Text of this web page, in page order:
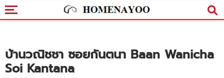
บ้านวณิชชา ซอยกันตนา Baan Wanicha
Soi Kantana